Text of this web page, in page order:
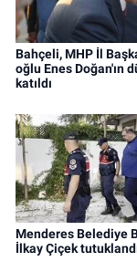
Bahçeli, MHP İl
oğlu Enes Doğan'ın
katıldı
Menderes Belediye
İlkay Çiçek